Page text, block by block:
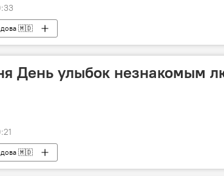
🇲🇩
День улыбок незнакомым
🇲🇩